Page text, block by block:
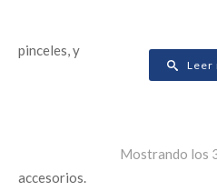
Leer
Mostrando los